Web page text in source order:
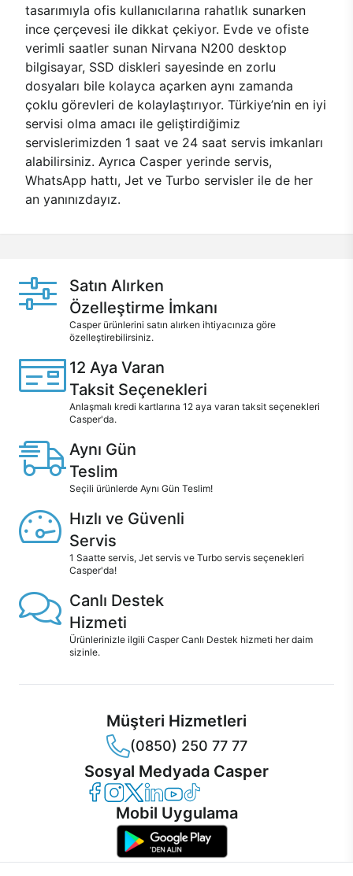
tasarımıyla ofis kullanıcılarına rahatlık sunarken
ince çerçevesi ile dikkat çekiyor. Evde ve ofiste
verimli saatler sunan Nirvana N200 desktop
bilgisayar, SSD diskleri sayesinde en zorlu
dosyaları bile kolayca açarken aynı zamanda
çoklu görevleri de kolaylaştırıyor. Türkiye’nin en iyi
servisi olma amacı ile geliştirdiğimiz
servislerimizden 1 saat ve 24 saat servis imkanları
alabilirsiniz. Ayrıca Casper yerinde servis,
WhatsApp hattı, Jet ve Turbo servisler ile de her
an yanınızdayız.
Satın Alırken
Özelleştirme İmkanı
Casper ürünlerini satın alırken ihtiyacınıza göre
özelleştirebilirsiniz.
12 Aya Varan
Taksit Seçenekleri
Anlaşmalı kredi kartlarına 12 aya varan taksit seçenekleri
Casper'da.
Aynı Gün
Teslim
Seçili ürünlerde Aynı Gün Teslim!
Hızlı ve Güvenli
Servis
1 Saatte servis, Jet servis ve Turbo servis seçenekleri
Casper'da!
Canlı Destek
Hizmeti
Ürünlerinizle ilgili Casper Canlı Destek hizmeti her daim
sizinle.
Müşteri Hizmetleri
(0850) 250 77 77
Sosyal Medyada Casper
Casper Facebook
Casper Instagram
Casper Twitter
Casper LinkedIn
Casper YouTube
Casper TikTok
Mobil Uygulama